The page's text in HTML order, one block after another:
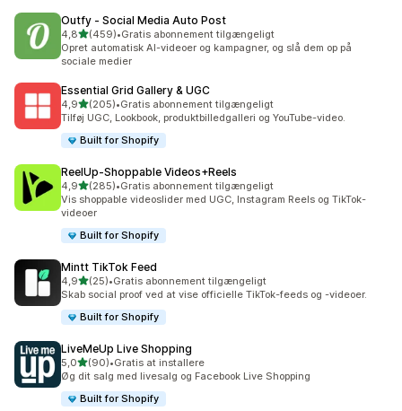
Outfy ‑ Social Media Auto Post
4,8ud af 5 stjerner
(459)
459 anmeldelser i alt
•Gratis abonnement tilgængeligt
Opret automatisk AI-videoer og kampagner, og slå dem op på
sociale medier
Essential Grid Gallery & UGC
4,9ud af 5 stjerner
(205)
205 anmeldelser i alt
•Gratis abonnement tilgængeligt
Tilføj UGC, Lookbook, produktbilledgalleri og YouTube-video.
Built for Shopify
ReelUp‑Shoppable Videos+Reels
4,9ud af 5 stjerner
(285)
285 anmeldelser i alt
•Gratis abonnement tilgængeligt
Vis shoppable videoslider med UGC, Instagram Reels og TikTok-
videoer
Built for Shopify
Mintt TikTok Feed
4,9ud af 5 stjerner
(25)
25 anmeldelser i alt
•Gratis abonnement tilgængeligt
Skab social proof ved at vise officielle TikTok-feeds og -videoer.
Built for Shopify
LiveMeUp Live Shopping
5,0ud af 5 stjerner
(90)
90 anmeldelser i alt
•Gratis at installere
Øg dit salg med livesalg og Facebook Live Shopping
Built for Shopify